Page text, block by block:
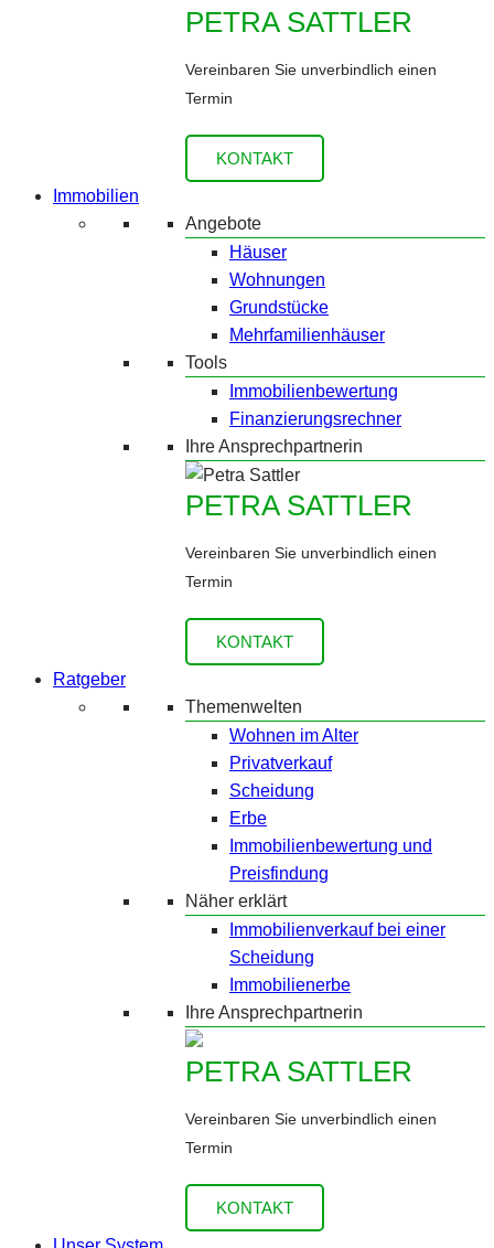
PETRA SATTLER
Vereinbaren Sie unverbindlich einen
Termin
KONTAKT
Immobilien
Angebote
Häuser
Wohnungen
Grundstücke
Mehrfamilienhäuser
Tools
Immobilienbewertung
Finanzierungsrechner
Ihre Ansprechpartnerin
PETRA SATTLER
Vereinbaren Sie unverbindlich einen
Termin
KONTAKT
Ratgeber
Themenwelten
Wohnen im Alter
Privatverkauf
Scheidung
Erbe
Immobilienbewertung und
Preisfindung
Näher erklärt
Immobilienverkauf bei einer
Scheidung
Immobilienerbe
Ihre Ansprechpartnerin
PETRA SATTLER
Vereinbaren Sie unverbindlich einen
Termin
KONTAKT